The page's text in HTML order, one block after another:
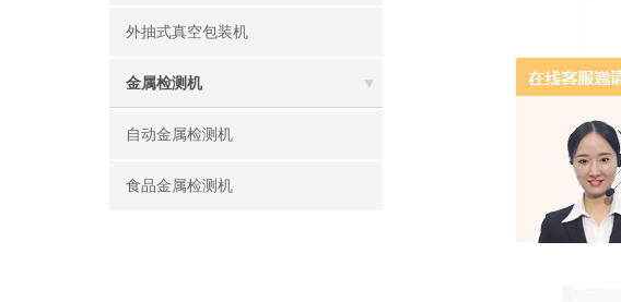
外抽式真空包装机
金属检测机
自动金属检测机
食品金属检测机